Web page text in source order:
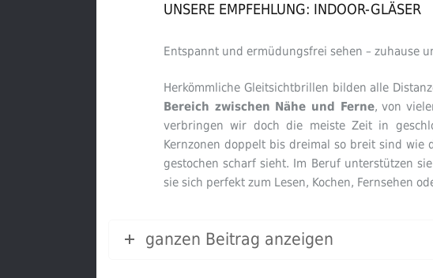
UNSERE EMPFEHLUNG: INDOOR-GLÄSER
Entspannt und ermüdungsfrei sehen – zuhause
Herkömmliche Gleitsichtbrillen bilden alle
Bereich zwischen Nähe und Ferne, von
verbringen wir doch die meiste Zeit in
Kernzonen doppelt bis dreimal so breit sind
gestochen scharf sieht. Im Beruf unterstützen
sie sich perfekt zum Lesen, Kochen, Fernsehen
ganzen Beitrag anzeigen